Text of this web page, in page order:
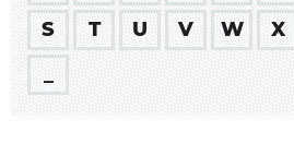
S
T U V W X